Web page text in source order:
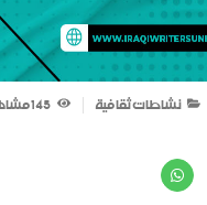
نشاطات ثقافية 145